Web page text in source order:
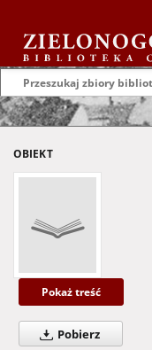
OBIEKT
Pokaż treść
Pobierz